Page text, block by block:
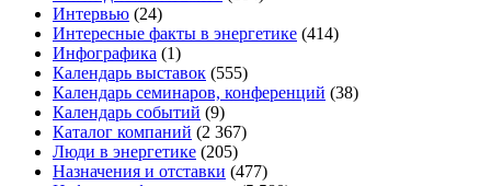
Интервью (24)
Интересные факты в энергетике (414)
Инфографика (1)
Календарь выставок (555)
Календарь семинаров, конференций (38)
Календарь событий (9)
Каталог компаний (2 367)
Люди в энергетике (205)
Назначения и отставки (477)